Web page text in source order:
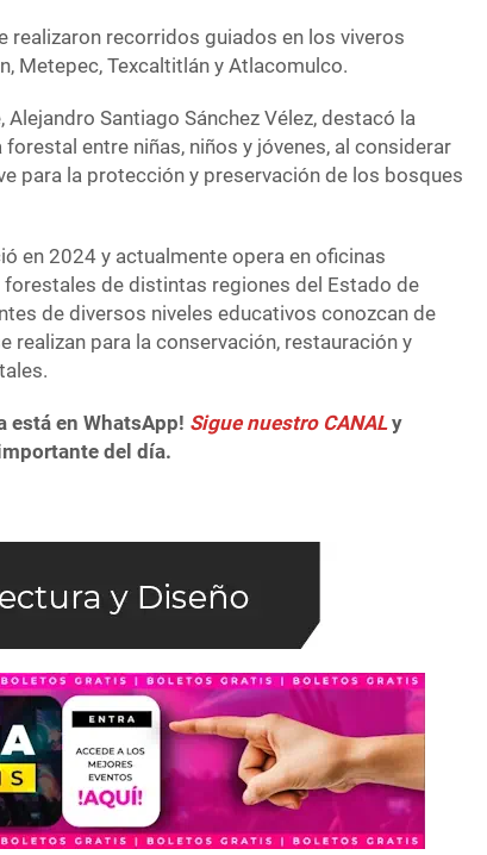
realizaron recorridos guiados en los viveros
Metepec, Texcaltitlán y Atlacomulco.
Santiago Sánchez Vélez, destacó la
entre niñas, niños y jóvenes, al considerar
para la protección y preservación de los bosques
en 2024 y actualmente opera en oficinas
de distintas regiones del Estado de
de diversos niveles educativos conozcan de
realizan para la conservación, restauración y
está en WhatsApp! Sigue nuestro CANALy
del día.